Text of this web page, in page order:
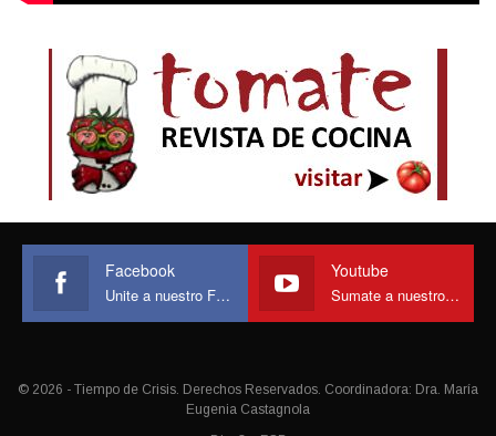
Facebook
Unite a nuestro Face
Youtube
Sumate a nuestro canal
© 2026 - Tiempo de Crisis. Derechos Reservados. Coordinadora: Dra. María
Eugenia Castagnola